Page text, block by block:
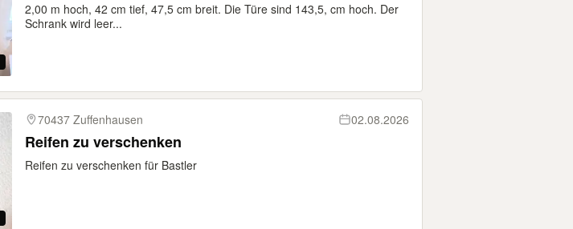
2,00 m hoch, 42 cm tief, 47,5 cm breit. Die Türe sind 143,5, cm hoch. Der
Schrank wird leer...
70437 Zuffenhausen 02.08.2026
Reifen zu verschenken
Reifen zu verschenken für Bastler